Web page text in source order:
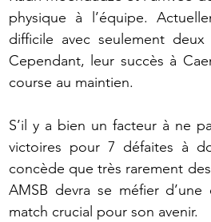
physique à l’équipe.
difficile avec seulement
Cependant, leur succès à
course au maintien.
S’il y a bien un facteur à ne
victoires pour 7 défaites à
concède que très rarement
AMSB devra se méfier
match crucial pour son avenir.